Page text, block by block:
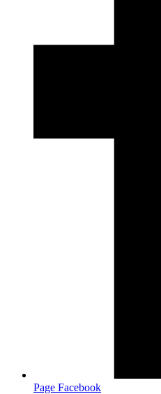
Page Facebook